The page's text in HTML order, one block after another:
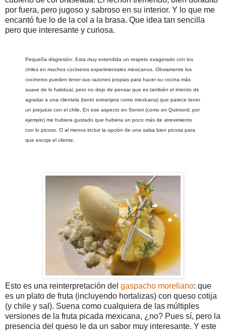
por fuera, pero jugoso y sabroso en su interior. Y lo que me
encantó fue lo de la col a la brasa. Que idea tan sencilla
pero que interesante y curiosa.
Pequeña disgresión: Esta muy extendida un respeto exagerado con los
chiles en muchos cocineros experimentales mexicanos. Obviamente los
cocineros pueden tener sus razones propias para hacer su cocina más
suave de lo habitual, pero no dejo de pensar que es también el intento de
agradar a una clientela (tanto extranjera como mexicana) que parece tener
un prejuicio con el chile. En ese aspecto en Seneri (como en Quintonil, por
ejemplo) me hubiera gustado que hubiera un poco más de atrevimiento
con lo picoso. O al menos incluir la opción de una salsa bien picosa para
que escoja el cliente.
Esto es una reinterpretación del gaspacho moreliano: que
es un plato de fruta (incluyendo hortalizas) con queso cotija
(y chile y sal). Suena como cualquiera de las múltiples
versiones de la fruta picada mexicana, ¿no? Pues sí, pero la
presencia del queso le da un sabor muy interesante. Y este